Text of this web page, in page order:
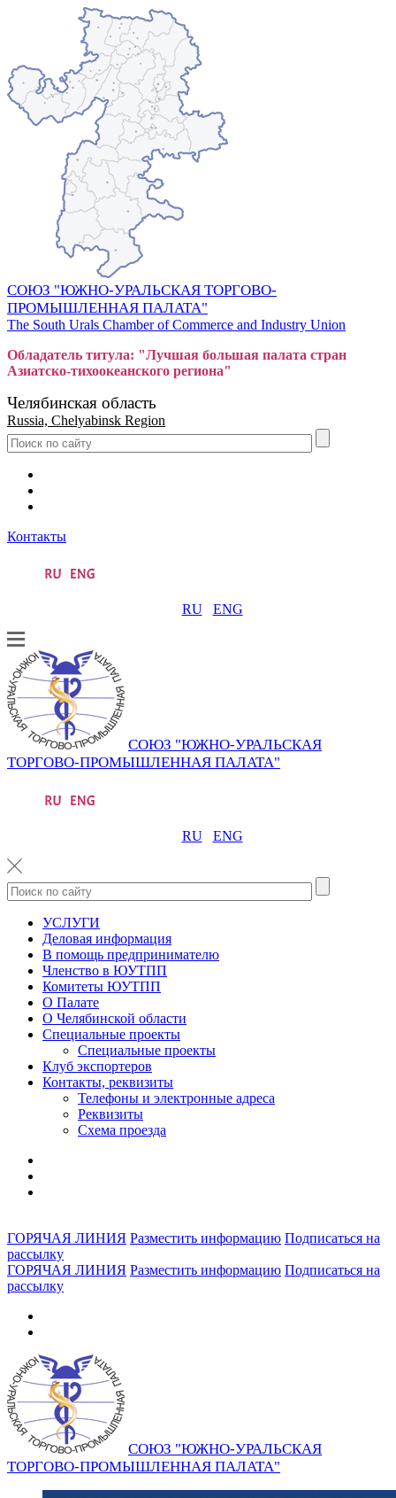
СОЮЗ "ЮЖНО-УРАЛЬСКАЯ ТОРГОВО-
ПРОМЫШЛЕННАЯ ПАЛАТА"
The South Urals Chamber of Commerce and Industry Union
Обладатель титула: "Лучшая большая палата стран
Азиатско-тихоокеанского региона"
Челябинская область
Russia, Chelyabinsk Region
Контакты
RU ENG
СОЮЗ "ЮЖНО-УРАЛЬСКАЯ
ТОРГОВО-ПРОМЫШЛЕННАЯ ПАЛАТА"
RU ENG
УСЛУГИ
Деловая информация
В помощь предпринимателю
Членство в ЮУТПП
Комитеты ЮУТПП
О Палате
О Челябинской области
Специальные проекты
Специальные проекты
Клуб экспортеров
Контакты, реквизиты
Телефоны и электронные адреса
Реквизиты
Схема проезда
ГОРЯЧАЯ ЛИНИЯ Разместить информацию Подписаться на
рассылку
ГОРЯЧАЯ ЛИНИЯ Разместить информацию Подписаться на
рассылку
СОЮЗ "ЮЖНО-УРАЛЬСКАЯ
ТОРГОВО-ПРОМЫШЛЕННАЯ ПАЛАТА"